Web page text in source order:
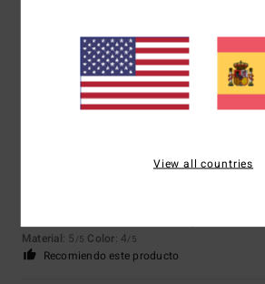
5 /5
Material: 5 /5 Color: 4/5
Recomiendo este producto
View all countries